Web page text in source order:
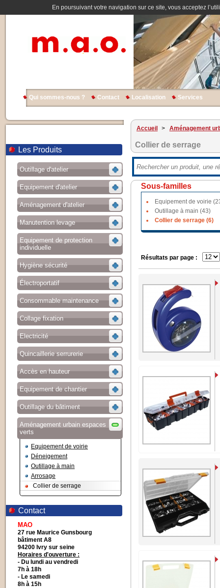
En poursuivant votre navigation sur ce site, vous acceptez
Qui sommes-nous ? Contact Localisation Services
Les Produits
Outillage d'atelier
Equipement d'atelier
Aménagement d'atelier
Manutention levage
Equipement de protection
individuelle
Hygiène sécurité
Électroportatif
Consommable maintenance
Collage fixation
Electricité
Quincaillerie serrurerie
Accès en hauteur
Equipement de chantier
Outillage du bâtiment
Aménagement urbain espaces
verts
Equipement de voirie
Déneigement
Outillage à main
Arrosage
Collier de serrage
Contact
MAO
27 rue Maurice Gunsbourg
bâtiment A8
94200 Ivry sur seine
Horaires d'ouverture :
- Du lundi au vendredi
7h à 18h
- Le samedi
8h à 15h
Accueil > Aménagement
Collier de serrage
Sous-familles
Equipement de voirie
Outillage à main (43)
Collier de serrage (6)
Résultats par page :